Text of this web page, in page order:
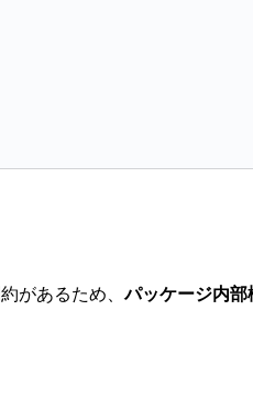
があるため、パッケージ内